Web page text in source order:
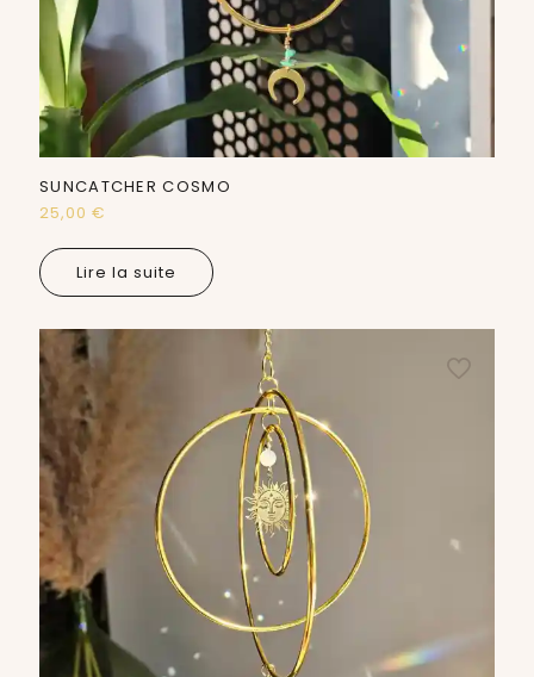
SUNCATCHER COSMO
25,00 €
Lire la suite